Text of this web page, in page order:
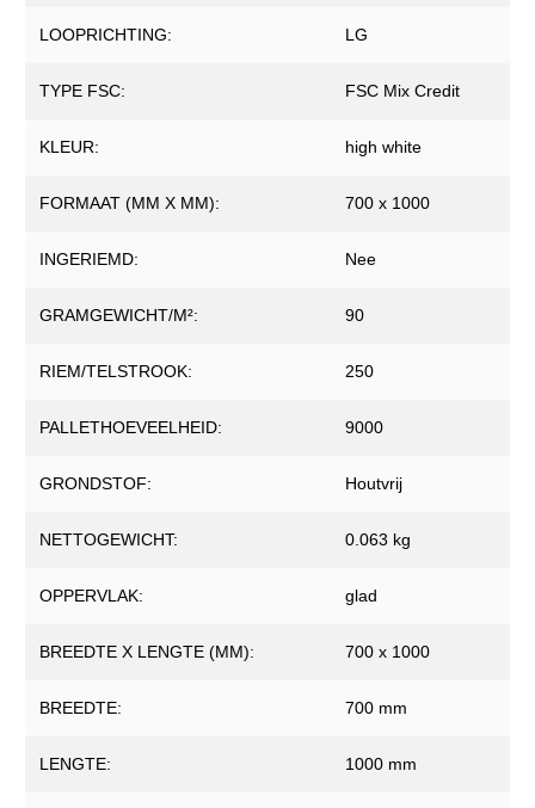
LOOPRICHTING: LG
TYPE FSC: FSC Mix Credit
KLEUR: high white
FORMAAT (MM X MM): 700 x 1000
INGERIEMD: Nee
GRAMGEWICHT/M²: 90
RIEM/TELSTROOK: 250
PALLETHOEVEELHEID: 9000
GRONDSTOF: Houtvrij
NETTOGEWICHT: 0.063 kg
OPPERVLAK: glad
BREEDTE X LENGTE (MM): 700 x 1000
BREEDTE: 700 mm
LENGTE: 1000 mm